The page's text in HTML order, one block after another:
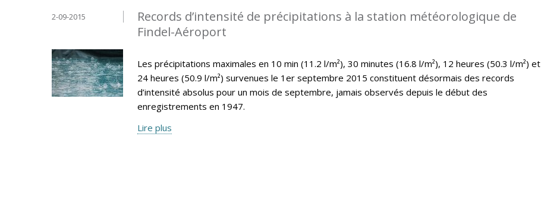
Records d’intensité de précipitations à la station météorologique de
Findel-Aéroport
2-09-2015
Les précipitations maximales en 10 min (11.2 l/m²), 30 minutes (16.8 l/m²), 12 heures (50.3 l/m²) et
24 heures (50.9 l/m²) survenues le 1er septembre 2015 constituent désormais des records
d’intensité absolus pour un mois de septembre, jamais observés depuis le début des
enregistrements en 1947.
Lire plus